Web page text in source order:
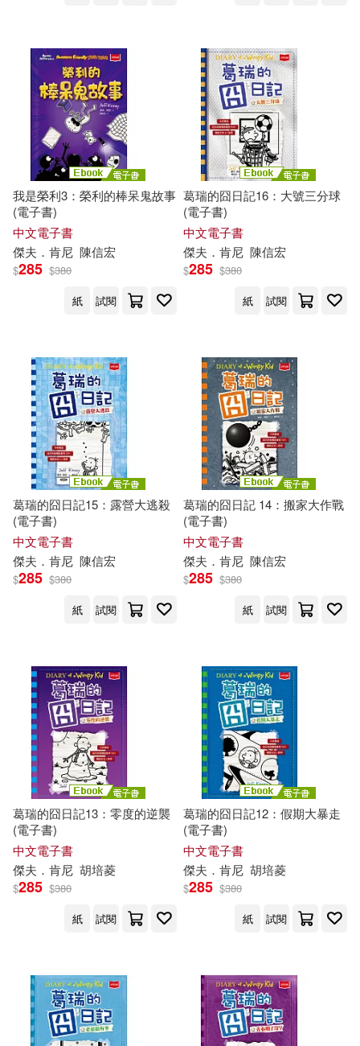
我是榮利3：榮利的棒呆鬼故事
(電子書)
中文電子書
傑夫 ． 肯尼 陳信宏
$285 $380
紙
試閱
葛瑞的囧日記16：大號三分球
(電子書)
中文電子書
傑夫 ． 肯尼 陳信宏
$285 $380
紙
試閱
葛瑞的囧日記15：露營大逃殺
(電子書)
中文電子書
傑夫 ． 肯尼 陳信宏
$285 $380
紙
試閱
葛瑞的囧日記 14：搬家大作戰
(電子書)
中文電子書
傑夫 ． 肯尼 陳信宏
$285 $380
紙
試閱
葛瑞的囧日記13：零度的逆襲
(電子書)
中文電子書
傑夫 ． 肯尼 胡培菱
$285 $380
紙
試閱
葛瑞的囧日記12：假期大暴走
(電子書)
中文電子書
傑夫 ． 肯尼 胡培菱
$285 $380
紙
試閱